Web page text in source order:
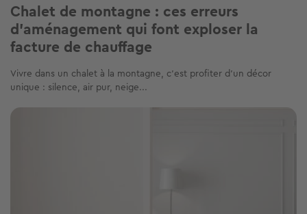
Chalet de montagne : ces erreurs
d’aménagement qui font exploser la
facture de chauffage
Vivre dans un chalet à la montagne, c’est profiter d’un décor
unique : silence, air pur, neige...
Image